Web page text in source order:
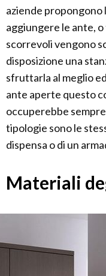
aziende propongono
aggiungere le ante,
scorrevoli vengono
disposizione una
sfruttarla al meglio
ante aperte questo
occuperebbe
tipologie sono le
dispensa o di un
Materiali